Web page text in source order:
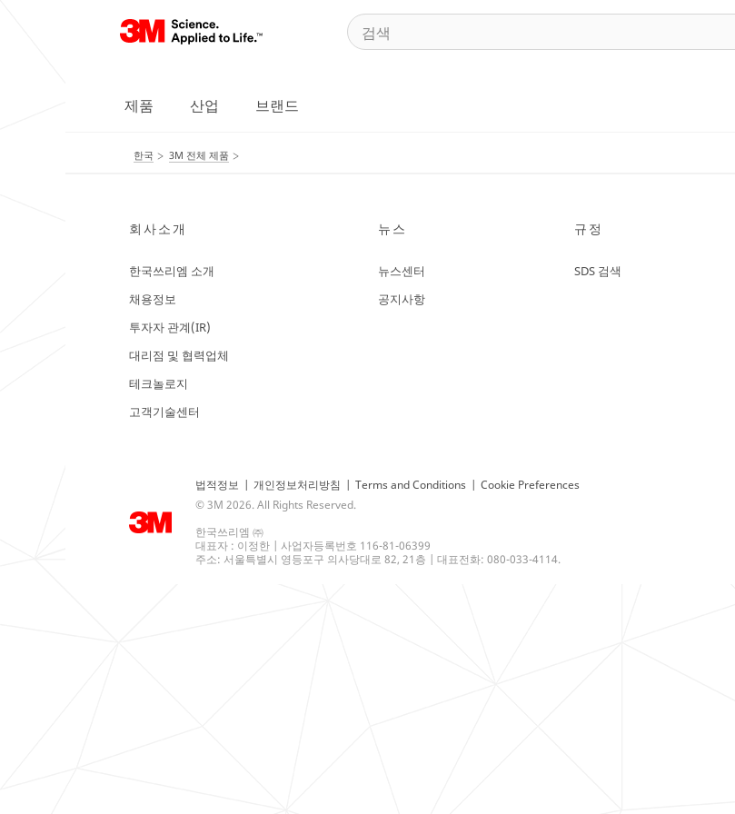
제품 산업 브랜드
한국 3M 전체 제품
회사소개
한국쓰리엠 소개
채용정보
투자자 관계(IR)
대리점 및 협력업체
테크놀로지
고객기술센터
뉴스
뉴스센터
공지사항
규정
SDS 검색
법적정보 | 개인정보처리방침 | Terms and Conditions | Cookie Preferences
© 3M 2026. All Rights Reserved.
한국쓰리엠 ㈜
대표자 : 이정한 | 사업자등록번호 116-81-06399
주소: 서울특별시 영등포구 의사당대로 82, 21층 | 대표전화: 080-033-4114.